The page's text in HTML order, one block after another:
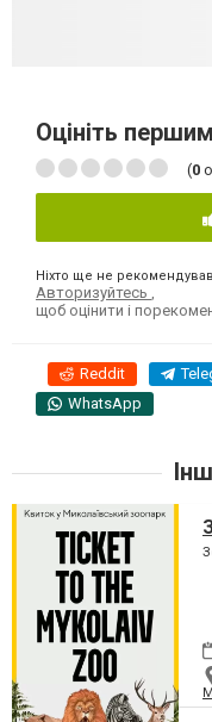
Оцініть першим
(0
Ніхто ще не рекомендував
Авторизуйтесь
щоб оцінити і
Reddit
WhatsApp